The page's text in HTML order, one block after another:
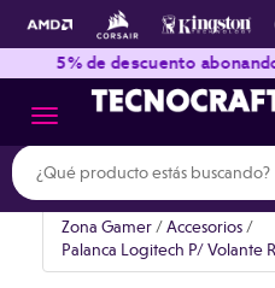
Toggle navigation
5% de descuento abonando
Zona Gamer /Accesorios /
Palanca Logitech P/ Volante